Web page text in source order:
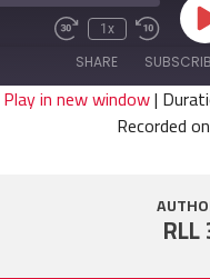
Play
Episode
Rewind
10
Seconds
1x
Fast
seconds
SHARE
Play in new window|
Recorded
RLL